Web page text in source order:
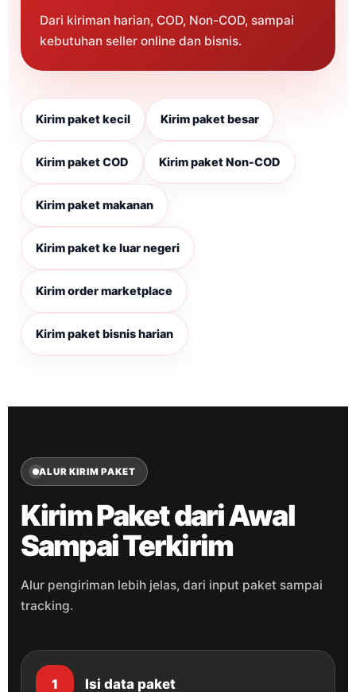
Dari kiriman harian, COD, Non-COD, sampai
kebutuhan seller online dan bisnis.
Kirim paket kecil Kirim paket besar
Kirim paket COD Kirim paket Non-COD
Kirim paket makanan
Kirim paket ke luar negeri
Kirim order marketplace
Kirim paket bisnis harian
ALUR KIRIM PAKET
Kirim Paket dari Awal
Sampai Terkirim
Alur pengiriman lebih jelas, dari input paket sampai
tracking.
1 Isi data paket